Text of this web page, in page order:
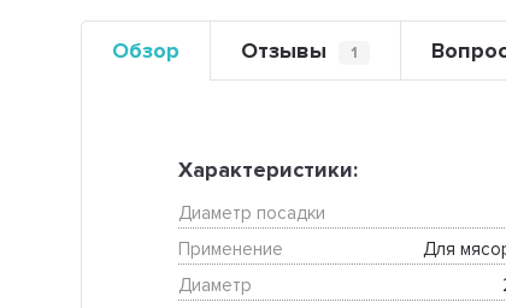
Обзор Отзывы 1
Характеристики:
Диаметр посадки
Применение
Для
Диаметр